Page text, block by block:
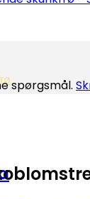
spørgsmål.